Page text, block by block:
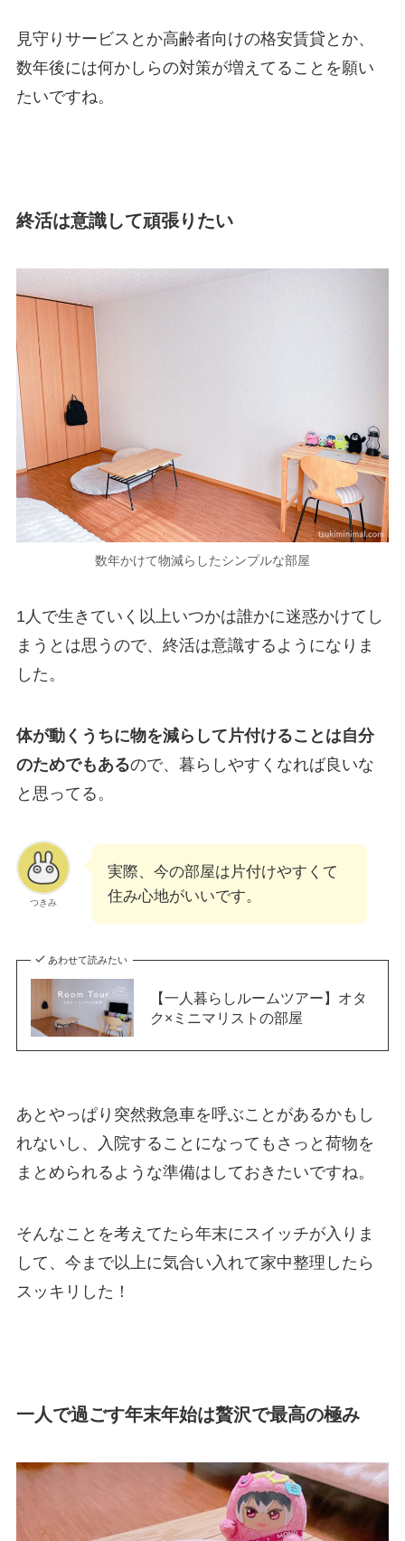
見守りサービスとか高齢者向けの格安賃貸とか、
数年後には何かしらの対策が増えてることを願い
たいですね。
終活は意識して頑張りたい
数年かけて物減らしたシンプルな部屋
1人で生きていく以上いつかは誰かに迷惑かけてし
まうとは思うので、終活は意識するようになりま
した。
体が動くうちに物を減らして片付けることは自分
のためでもあるので、暮らしやすくなれば良いな
と思ってる。
つきみ
実際、今の部屋は片付けやすくて
住み心地がいいです。
あわせて読みたい
【一人暮らしルームツアー】オタ
ク×ミニマリストの部屋
あとやっぱり突然救急車を呼ぶことがあるかもし
れないし、入院することになってもさっと荷物を
まとめられるような準備はしておきたいですね。
そんなことを考えてたら年末にスイッチが入りま
して、今まで以上に気合い入れて家中整理したら
スッキリした！
一人で過ごす年末年始は贅沢で最高の極み